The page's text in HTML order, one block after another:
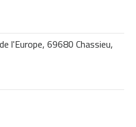
l'Europe, 69680 Chassieu,